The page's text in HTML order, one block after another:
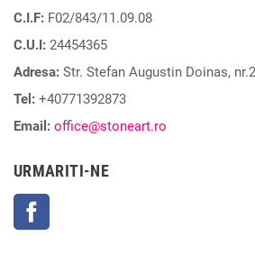
C.I.F: F02/843/11.09.08
C.U.I: 24454365
Adresa: Str. Stefan Augustin Doinas,
Tel: +40771392873
Email: office@stoneart.ro
URMARITI-NE